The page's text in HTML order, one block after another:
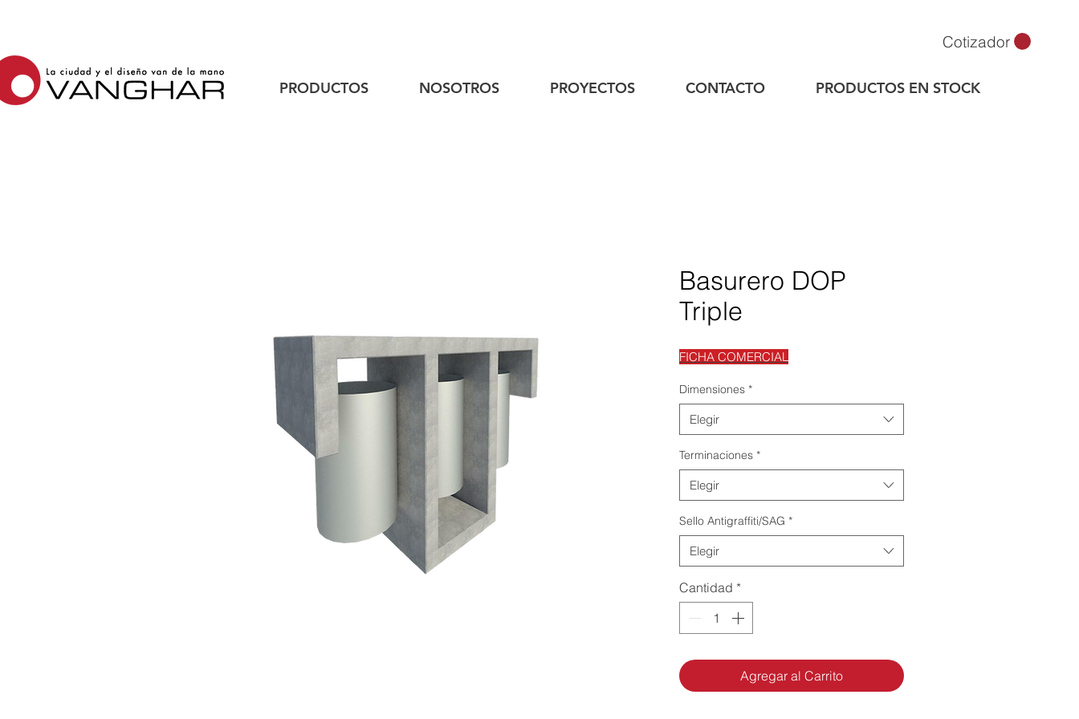
Cotizador
PRODUCTOS NOSOTROS PROYECTOS CONTACTO PRODUCTOS EN STOCK
Basurero DOP
Triple
FICHA COMERCIAL
Dimensiones *
Elegir
Terminaciones *
Elegir
Sello Antigraffiti/SAG *
Elegir
Cantidad *
Agregar al Carrito